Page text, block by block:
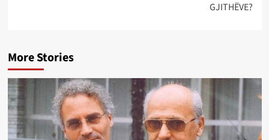
GJITHËVE?
More Stories